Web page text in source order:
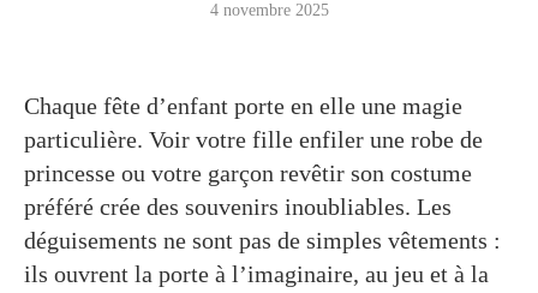
4 novembre 2025
Chaque fête d’enfant porte en elle une magie
particulière. Voir votre fille enfiler une robe de
princesse ou votre garçon revêtir son costume
préféré crée des souvenirs inoubliables. Les
déguisements ne sont pas de simples vêtements :
ils ouvrent la porte à l’imaginaire, au jeu et à la